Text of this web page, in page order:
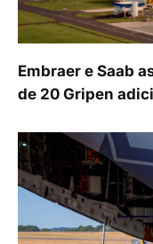
Embraer e Saab
de 20 Gripen